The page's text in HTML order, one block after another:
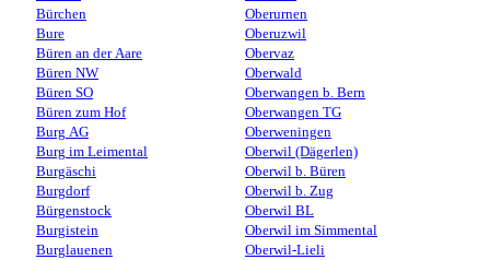
Bürchen
Bure
Büren an der Aare
Büren NW
Büren SO
Büren zum Hof
Burg AG
Burg im Leimental
Burgäschi
Burgdorf
Bürgenstock
Burgistein
Burglauenen
Oberurnen
Oberuzwil
Obervaz
Oberwald
Oberwangen b. Bern
Oberwangen TG
Oberweningen
Oberwil (Dägerlen)
Oberwil b. Büren
Oberwil b. Zug
Oberwil BL
Oberwil im Simmental
Oberwil-Lieli